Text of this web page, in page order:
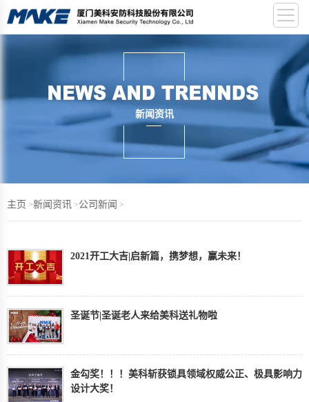
新闻资讯
主页 >新闻资讯 >公司新闻 >
2021开工大吉|启新篇，携梦想，赢未来！
圣诞节|圣诞老人来给美科送礼物啦
金勾奖！！！美科斩获锁具领域权威公正、极具影响力
设计大奖！